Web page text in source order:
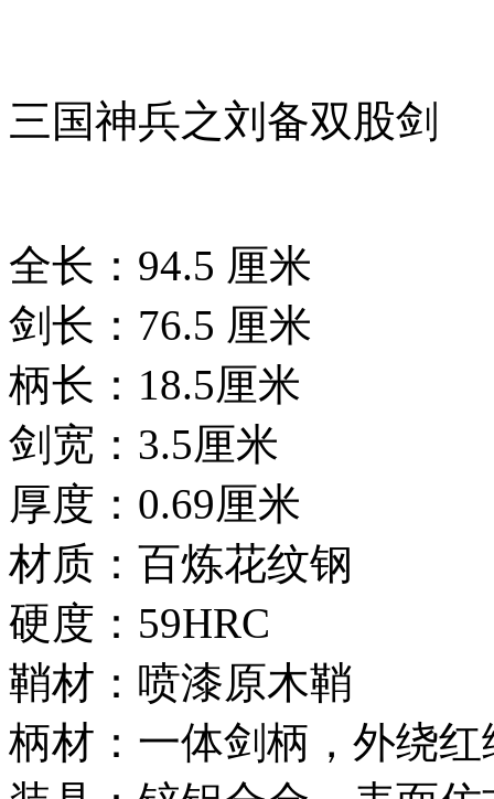
三国神兵之刘备双股剑
全长：94.5 厘米
剑长：76.5 厘米
柄长：18.5厘米
剑宽：3.5厘米
厚度：0.69厘米
材质：百炼花纹钢
硬度：59HRC
鞘材：喷漆原木鞘
柄材：一体剑柄，外绕红